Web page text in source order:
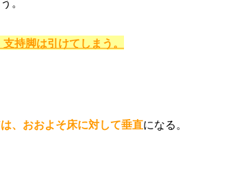
。
持脚は引けてしまう。
、おおよそ床に対して垂直になる。